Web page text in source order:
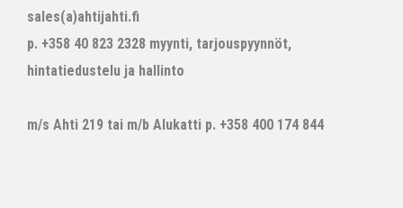
sales(a)ahtijahti.fi
p. +358 40 823 2328 myynti, tarjouspyynnöt,
hintatiedustelu ja hallinto
m/s Ahti 219 tai m/b Alukatti p. +358 400 174 844